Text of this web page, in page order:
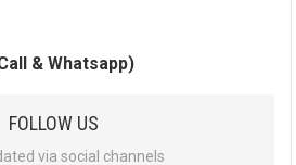
& Whatsapp)
FOLLOW US
via social channels